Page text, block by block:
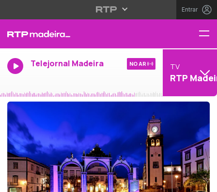
Entrar
Telejornal Madeira NO AR TV
RTP